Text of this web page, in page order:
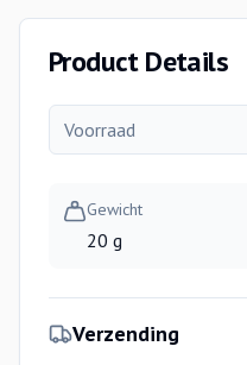
Product Details
Voorraad
Gewicht
20 g
Verzending